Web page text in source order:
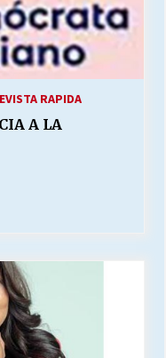
VISTA RAPIDA
A LA